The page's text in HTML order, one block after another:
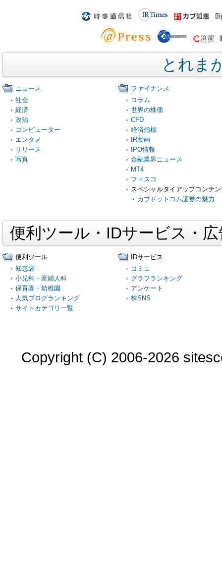
とれま
ニュース
社会
経済
政治
コンピューター
エンタメ
リリース
写真
ファイナンス
コラム
世界の株価
CFD
経済指標
IR動画
IPO情報
金融業界ニュース
MT4
フィスコ
スペシャルタイアップコンテ
カブドットコム証券の魅力
便利ツール・IDサービス・
便利ツール
知恵袋
小児科・産婦人科
保育園・幼稚園
人気ブログランキング
サイトカテゴリ一覧
IDサービス
コミュ
グラフランキング
アンケート
株SNS
Copyright (C) 2006-2026